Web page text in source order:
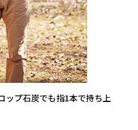
ップ石炭でも指1本で持ち上